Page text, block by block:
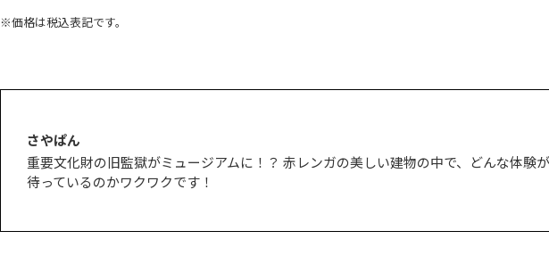
※価格は税込表記です。
さやぱん
重要文化財の旧監獄がミュージアムに！？ 赤レンガの美しい建物の中で、どんな体験が
待っているのかワクワクです！